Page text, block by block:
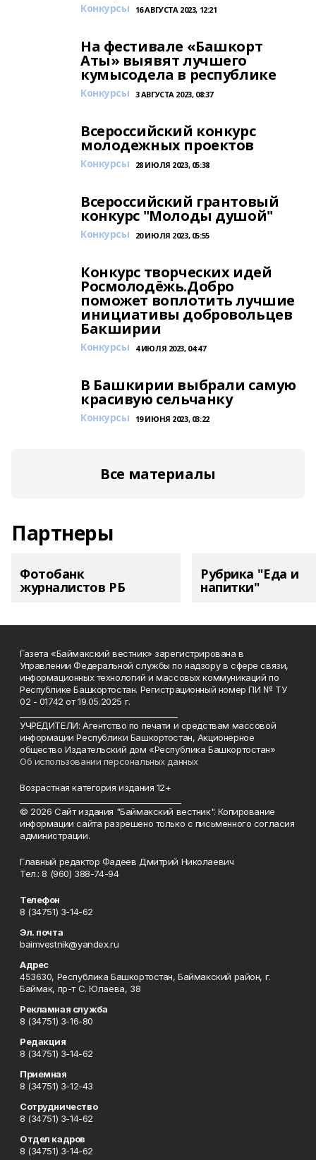
Конкурсы 16 АВГУСТА 2023, 12:21
На фестивале «Башкорт
Аты» выявят лучшего
кумысодела в республике
Конкурсы 3 АВГУСТА 2023, 08:37
Всероссийский конкурс
молодежных проектов
Конкурсы 28 ИЮЛЯ 2023, 05:38
Всероссийский грантовый
конкурс "Молоды душой"
Конкурсы 20 ИЮЛЯ 2023, 05:55
Конкурс творческих идей
Росмолодёжь.Добро
поможет воплотить лучшие
инициативы добровольцев
Бакширии
Конкурсы 4 ИЮЛЯ 2023, 04:47
В Башкирии выбрали самую
красивую сельчанку
Конкурсы 19 ИЮНЯ 2023, 03:22
Все материалы
Партнеры
Фотобанк
журналистов РБ
Рубрика "Еда и
напитки"
Газета «Баймакский вестник» зарегистрирована в
Управлении Федеральной службы по надзору в сфере связи,
информационных технологий и массовых коммуникаций по
Республике Башкортостан. Регистрационный номер ПИ № ТУ
02 - 01742 от 19.05.2025 г.
УЧРЕДИТЕЛИ: Агентство по печати и средствам массовой
информации Республики Башкортостан, Акционерное
общество Издательский дом «Республика Башкортостан»
Об использовании персональных данных
Возрастная категория издания 12+
© 2026 Сайт издания "Баймакский вестник". Копирование
информации сайта разрешено только с письменного согласия
администрации.
Главный редактор Фадеев Дмитрий Николаевич
Тел.: 8 (960) 388-74-94
Телефон
8 (34751) 3-14-62
Эл. почта
baimvestnik@yandex.ru
Адрес
453630, Республика Башкортостан, Баймакский район, г.
Баймак, пр-т С. Юлаева, 38
Рекламная служба
8 (34751) 3-16-80
Редакция
8 (34751) 3-14-62
Приемная
8 (34751) 3-12-43
Сотрудничество
8 (34751) 3-14-62
Отдел кадров
8 (34751) 3-14-62